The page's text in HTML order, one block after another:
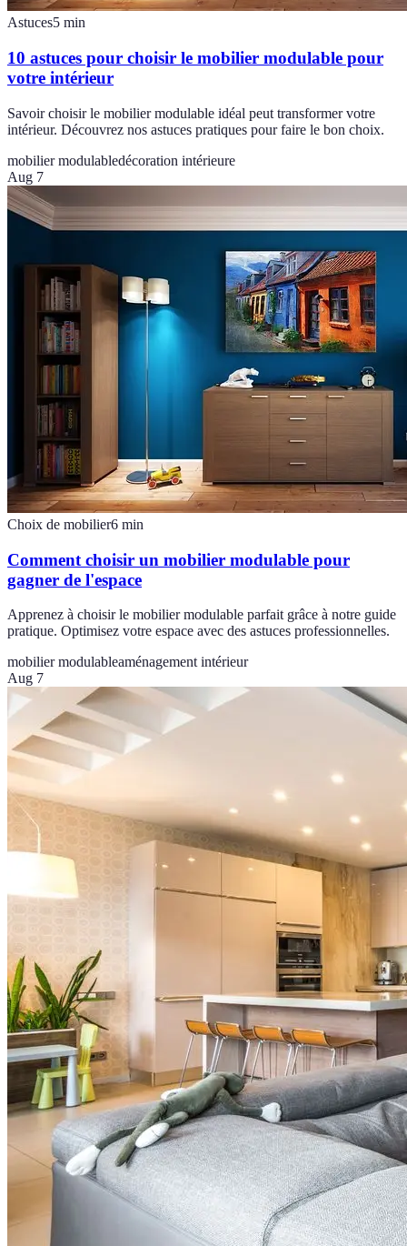
Astuces5 min
10 astuces pour choisir le mobilier modulable pour
votre intérieur
Savoir choisir le mobilier modulable idéal peut transformer votre
intérieur. Découvrez nos astuces pratiques pour faire le bon choix.
mobilier modulabledécoration intérieure
Aug 7
Choix de mobilier6 min
Comment choisir un mobilier modulable pour
gagner de l'espace
Apprenez à choisir le mobilier modulable parfait grâce à notre guide
pratique. Optimisez votre espace avec des astuces professionnelles.
mobilier modulableaménagement intérieur
Aug 7